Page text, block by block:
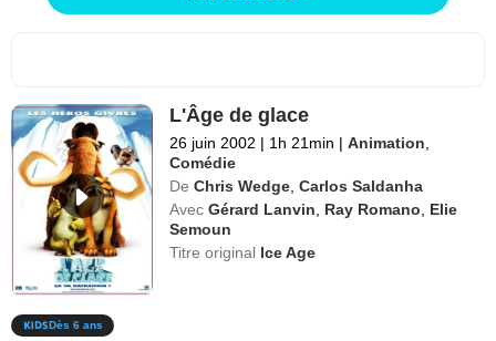
L'Âge de glace
26 juin 2002 | 1h 21min | Animation
Comédie
De Chris Wedge ,Carlos Saldanha
Avec Gérard Lanvin Ray Romano
Elie
Semoun
Titre original Ice Age
Dès 6 ans